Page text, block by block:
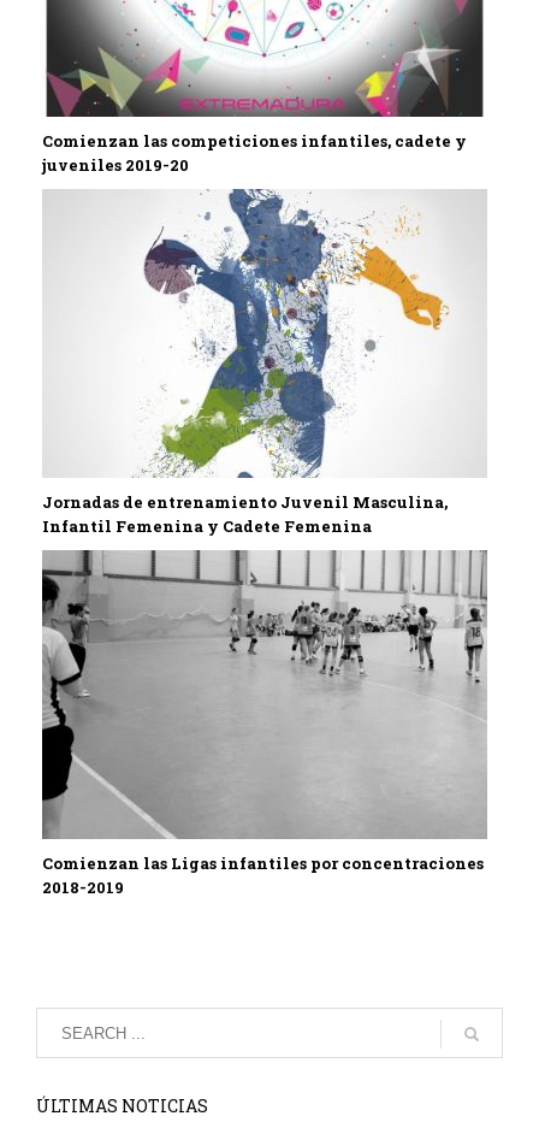
Comienzan las competiciones infantiles, cadete y
juveniles 2019-20
Jornadas de entrenamiento Juvenil Masculina,
Infantil Femenina y Cadete Femenina
Comienzan las Ligas infantiles por concentraciones
2018-2019
ÚLTIMAS NOTICIAS